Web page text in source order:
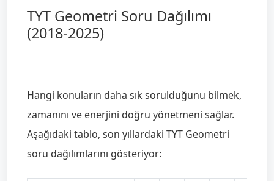
TYT Geometri Soru Dağılımı
(2018-2025)
Hangi konuların daha sık sorulduğunu bilmek,
zamanını ve enerjini doğru yönetmeni sağlar.
Aşağıdaki tablo, son yıllardaki TYT Geometri
soru dağılımlarını gösteriyor: